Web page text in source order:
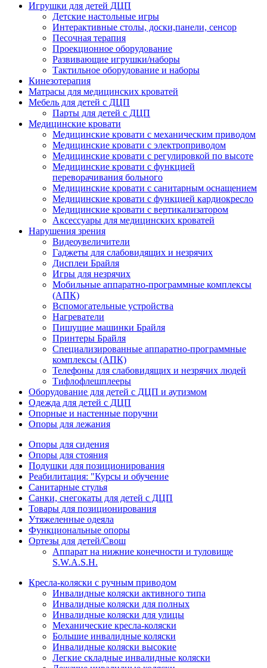
Игрушки для детей ДЦП
Детские настольные игры
Интерактивные столы, доски,панели, сенсор
Песочная терапия
Проекционное оборудование
Развивающие игрушки/наборы
Тактильное оборудование и наборы
Кинезотерапия
Матрасы для медицинских кроватей
Мебель для детей с ДЦП
Парты для детей с ДЦП
Медицинские кровати
Медицинские кровати с механическим приводом
Медицинские кровати с электроприводом
Медицинские кровати с регулировкой по высоте
Медицинские кровати с функцией
переворачивания больного
Медицинские кровати с санитарным оснащением
Медицинские кровати с функцией кардиокресло
Медицинские кровати с вертикализатором
Аксессуары для медицинских кроватей
Нарушения зрения
Видеоувеличители
Гаджеты для слабовидящих и незрячих
Дисплеи Брайля
Игры для незрячих
Мобильные аппаратно-программные комплексы
(АПК)
Вспомогательные устройства
Нагреватели
Пишущие машинки Брайля
Принтеры Брайля
Специализированные аппаратно-программные
комплексы (АПК)
Телефоны для слабовидящих и незрячих людей
Тифлофлешплееры
Оборудование для детей с ДЦП и аутизмом
Одежда для детей с ДЦП
Опорные и настенные поручни
Опоры для лежания
Опоры для сидения
Опоры для стояния
Подушки для позиционирования
Реабилитация: "Курсы и обучение
Санитарные стулья
Санки, снегокаты для детей с ДЦП
Товары для позиционирования
Утяжеленные одеяла
Функциональные опоры
Ортезы для детей/Свош
Аппарат на нижние конечности и туловище
S.W.A.S.H.
Кресла-коляски с ручным приводом
Инвалидные коляски активного типа
Инвалидные коляски для полных
Инвалидные коляски для улицы
Механические кресла-коляски
Большие инвалидные коляски
Инвалидные коляски высокие
Легкие складные инвалидные коляски